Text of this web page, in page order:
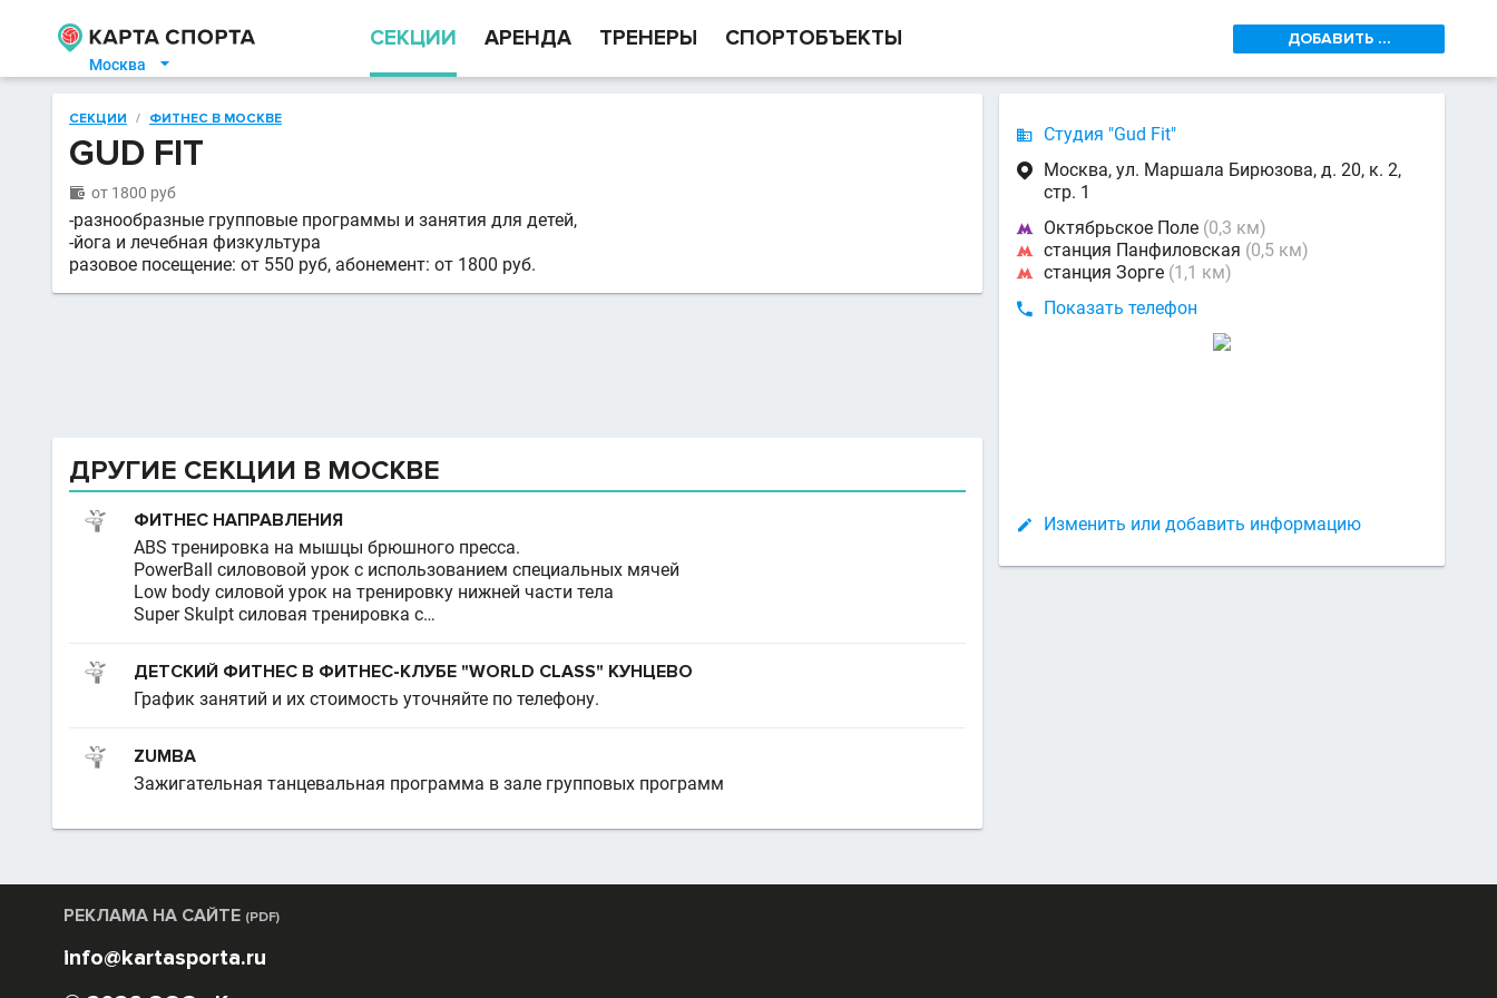
Москва 
СЕКЦИИ АРЕНДА ТРЕНЕРЫ СПОРТОБЪЕКТЫ ДОБАВИТЬ ...
СЕКЦИИ / ФИТНЕС В МОСКВЕ
GUD FIT
 от 1800 руб
-разнообразные групповые программы и занятия для детей,
-йога и лечебная физкультура
разовое посещение: от 550 руб, абонемент: от 1800 руб.
ДРУГИЕ СЕКЦИИ В МОСКВЕ
ФИТНЕС НАПРАВЛЕНИЯ
АВS тренировка на мышцы брюшного пресса.
PowerBall силововой урок с использованием специальных мячей
Low body силовой урок на тренировку нижней части тела
Super Skulpt силовая тренировка с…
ДЕТСКИЙ ФИТНЕС В ФИТНЕС-КЛУБЕ "WORLD CLASS" КУНЦЕВО
График занятий и их стоимость уточняйте по телефону.
ZUMBA
Зажигательная танцевальная программа в зале групповых программ
 Студия "Gud Fit"

Москва, ул. Маршала Бирюзова, д. 20, к. 2,
стр. 1
 Октябрьское Поле (0,3 км)
 станция Панфиловская (0,5 км)
 станция Зорге (1,1 км)
 Показать телефон
 Изменить или добавить информацию
РЕКЛАМА НА САЙТЕ (PDF)
info@kartasporta.ru